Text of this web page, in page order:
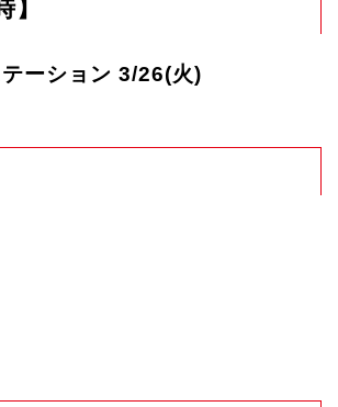
中学生の方へ
】
ーション 3/26(火)